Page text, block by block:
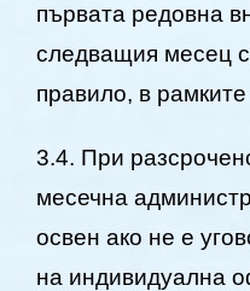
първата редовна
следващия месец
правило, в
3.4. При
месечна
освен ако не е
на индивидуална